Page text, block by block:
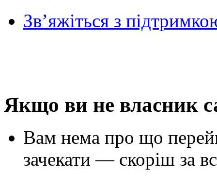
Зв’яжіться з
Якщо ви не власник
Вам нема про що
зачекати — скоріш за